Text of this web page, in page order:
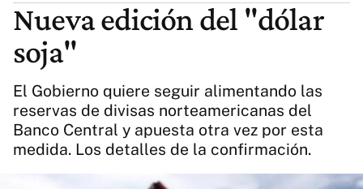
Cultura
Arte
Educación
Internacional
CARAS
Videos
Córdoba
Reperfilar
Business
Noticias
Caras
Exitoina
Gaming
Vivo
Nueva edición del "dólar
soja"
El Gobierno quiere seguir alimentando las
reservas de divisas norteamericanas del
Banco Central y apuesta otra vez por esta
medida. Los detalles de la confirmación.